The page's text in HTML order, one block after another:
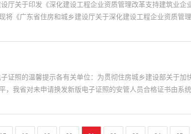
厅关于印发《深化建设工程企业资质管理改革支持建筑业企
将《广东省住房和城乡建设厅关于深化建设工程企业资质管
证照的温馨提示各有关单位：为贯彻住房城乡建设部关于加
，我省对未申请换发新版电子证照的安管人员合格证书由系